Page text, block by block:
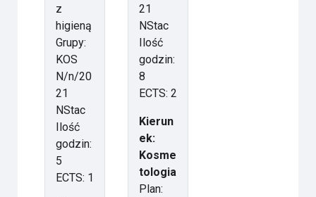
z
higieną
Grupy:
KOS
N/n/20
21
NStac
Ilość
godzin:
5
ECTS: 1
21
NStac
Ilość
godzin:
8
ECTS: 2
Kierun
ek:
Kosme
tologia
Plan: